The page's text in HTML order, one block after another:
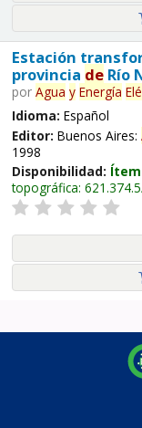
Estación
provincia deRío
por Agua y Energía
Idioma: Español
Editor: Buenos Aires:
1998
Disponibilidad:
topográfica: